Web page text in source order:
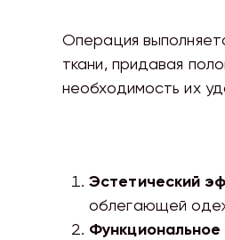
Операция
ткани, придавая
необходимость их
Эстетический
облегающей
Функциональное